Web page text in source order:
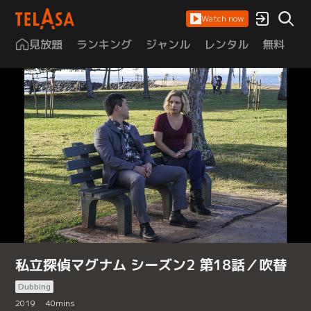
Watch now
見放題 ランキング ジャンル レンタル 無料
私立探偵マグナム シーズン2 第18話／吹替
Dubbing
2019
40mins